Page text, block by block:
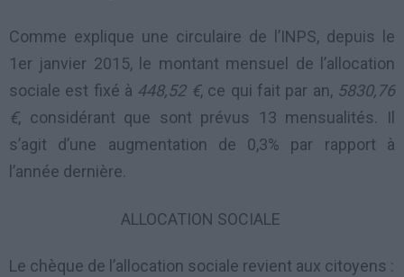
Comme explique une circulaire de l’INPS, depuis le
1er janvier 2015, le montant mensuel de l’allocation
sociale est fixé à 448,52 €, ce qui fait par an, 5830,76
€, considérant que sont prévus 13 mensualités. Il
s’agit d’une augmentation de 0,3% par rapport à
l’année dernière.
ALLOCATION SOCIALE
Le chèque de l’allocation sociale revient aux citoyens :